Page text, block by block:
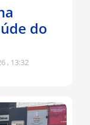
do
13:32